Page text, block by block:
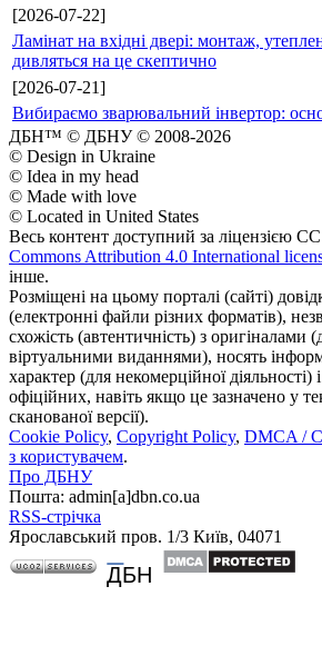
[2026-07-22]
Ламінат на вхідні двері: монтаж,
дивляться на це скептично
[2026-07-21]
Вибираємо зварювальний інвертор:
ДБН™ © ДБНУ © 2008-2026
© Design in Ukraine
© Idea in my head
© Made with love
© Located in United States
Весь контент доступний за ліцензією
Commons Attribution 4.0 International
інше.
Розміщені на цьому порталі (сайті)
(електронні файли різних форматів),
схожість (автентичність) з оригіналами
віртуальними виданнями), носять
характер (для некомерційної діяльності)
офіційних, навіть якщо це зазначено у
сканованої версії).
Cookie Policy, Copyright Policy, DMCA /
з користувачем.
Про ДБНУ
Пошта: admin[а]dbn.co.ua
RSS-стрічка
Ярославський пров. 1/3 Київ, 04071